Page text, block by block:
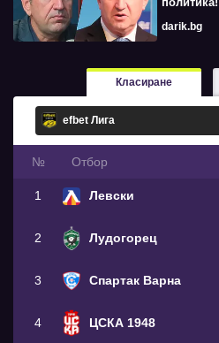
darik.bg
Класиране
№ Oтбор
1 Левски
2 Лудогорец
3 Спартак Варна
4 ЦСКА 1948